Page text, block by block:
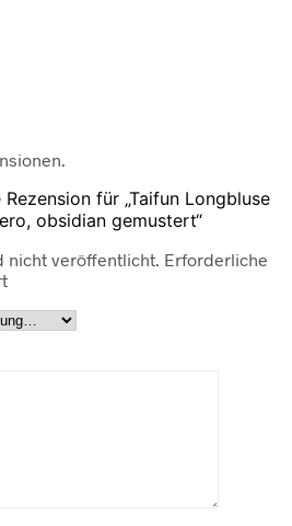
für „Taifun Longbluse
obsidian gemustert“
nicht veröffentlicht. Erforderliche